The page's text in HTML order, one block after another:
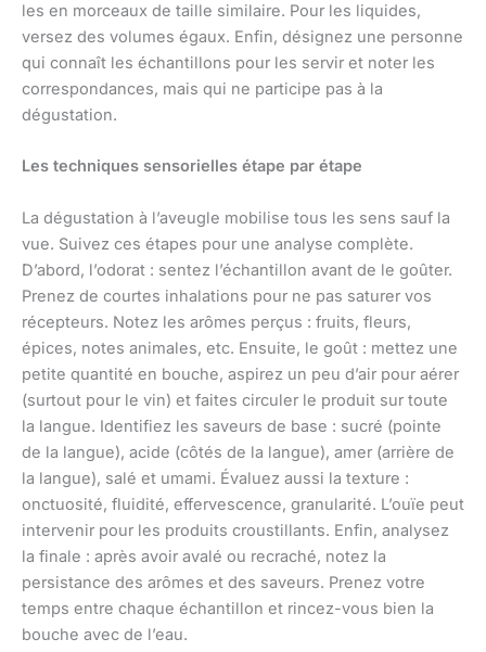
les en morceaux de taille similaire. Pour les liquides,
versez des volumes égaux. Enfin, désignez une personne
qui connaît les échantillons pour les servir et noter les
correspondances, mais qui ne participe pas à la
dégustation.
Les techniques sensorielles étape par étape
La dégustation à l’aveugle mobilise tous les sens sauf la
vue. Suivez ces étapes pour une analyse complète.
D’abord, l’odorat : sentez l’échantillon avant de le goûter.
Prenez de courtes inhalations pour ne pas saturer vos
récepteurs. Notez les arômes perçus : fruits, fleurs,
épices, notes animales, etc. Ensuite, le goût : mettez une
petite quantité en bouche, aspirez un peu d’air pour aérer
(surtout pour le vin) et faites circuler le produit sur toute
la langue. Identifiez les saveurs de base : sucré (pointe
de la langue), acide (côtés de la langue), amer (arrière de
la langue), salé et umami. Évaluez aussi la texture :
onctuosité, fluidité, effervescence, granularité. L’ouïe peut
intervenir pour les produits croustillants. Enfin, analysez
la finale : après avoir avalé ou recraché, notez la
persistance des arômes et des saveurs. Prenez votre
temps entre chaque échantillon et rincez-vous bien la
bouche avec de l’eau.